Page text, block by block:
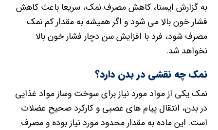
به گزارش ایسنا، کاهش مصرف نمک، سریعا باعث کاهش
فشار خون بالا می شود و اگر همیشه به مقدار کم نمک
مصرف شود، فرد با افزایش سن دچار فشار خون بالا
نخواهد شد.
نمک چه نقشی در بدن دارد؟
نمک یکی از مواد مورد نیاز برای سوخت وساز مواد غذایی
در بدن، انتقال پیام های عصبی و کارکرد صحیح عضلات
است. این ماده به مقدار محدود مورد نیاز بوده و مصرف